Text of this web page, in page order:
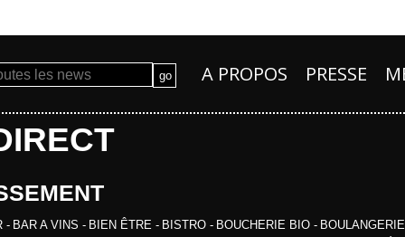
A PROPOS PRESSE
BAR A VINS BIEN ÊTRE BISTRO BOUCHERIE BIO